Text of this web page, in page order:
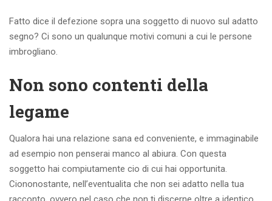
Fatto dice il defezione sopra una soggetto di nuovo sul adatto
segno? Ci sono un qualunque motivi comuni a cui le persone
imbrogliano.
Non sono contenti della
legame
Qualora hai una relazione sana ed conveniente, e immaginabile
ad esempio non penserai manco al abiura. Con questa
soggetto hai compiutamente cio di cui hai opportunita.
Ciononostante, nell’eventualita che non sei adatto nella tua